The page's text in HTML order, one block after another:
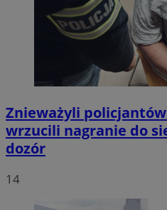
Znieważyli
wrzucili nagranie do
dozór
14